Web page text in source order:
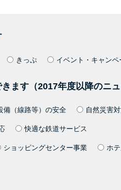
きっぷ イベント・キャンペ
ます（2017年度以降のニュ
備（線路等）の安全 自然災害
快適な鉄道サービス
ショッピングセンター事業 ホ